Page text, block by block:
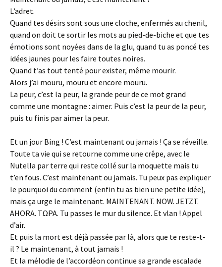
L’adret.
Quand tes désirs sont sous une cloche, enfermés au chenil,
quand on doit te sortir les mots au pied-de-biche et que tes
émotions sont noyées dans de la glu, quand tu as poncé tes
idées jaunes pour les faire toutes noires.
Quand t’as tout tenté pour exister, même mourir.
Alors j’ai mouru, mouru et encore mouru.
La peur, c’est la peur, la grande peur de ce mot grand
comme une montagne : aimer. Puis c’est la peur de la peur,
puis tu finis par aimer la peur.
Et un jour Bing ! C’est maintenant ou jamais ! Ça se réveille.
Toute ta vie qui se retourne comme une crêpe, avec le
Nutella par terre qui reste collé sur la moquette mais tu
t’en fous. C’est maintenant ou jamais. Tu peux pas expliquer
le pourquoi du comment (enfin tu as bien une petite idée),
mais ça urge le maintenant. MAINTENANT. NOW. JETZT.
AHORA. ΤΩΡΑ. Tu passes le mur du silence. Et vlan ! Appel
d’air.
Et puis la mort est déjà passée par là, alors que te reste-t-
il ? Le maintenant, à tout jamais !
Et la mélodie de l’accordéon continue sa grande escalade